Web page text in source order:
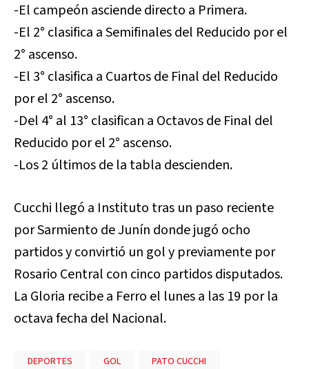
-El campeón asciende directo a Primera.
-El 2° clasifica a Semifinales del Reducido por el
2° ascenso.
-El 3° clasifica a Cuartos de Final del Reducido
por el 2° ascenso.
-Del 4° al 13° clasifican a Octavos de Final del
Reducido por el 2° ascenso.
-Los 2 últimos de la tabla descienden.
Cucchi llegó a Instituto tras un paso reciente
por Sarmiento de Junín donde jugó ocho
partidos y convirtió un gol y previamente por
Rosario Central con cinco partidos disputados.
La Gloria recibe a Ferro el lunes a las 19 por la
octava fecha del Nacional.
DEPORTES GOL PATO CUCCHI